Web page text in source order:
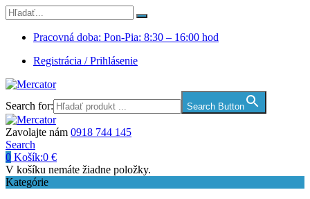
Pracovná doba: Pon-Pia: 8:30 – 16:00 hod
Registrácia / Prihlásenie
Search for: Search Button
Zavolajte nám 0918 744 145
Search
0 Košík:0 €
V košíku nemáte žiadne položky.
Kategórie